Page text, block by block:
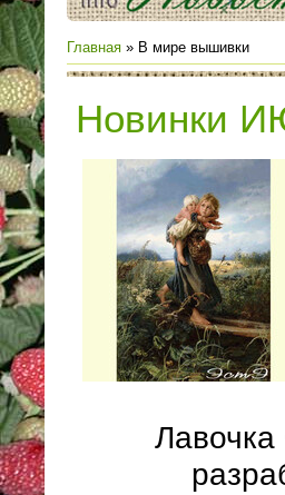
Главная » В мире вышивки
Новинки
Лавочка